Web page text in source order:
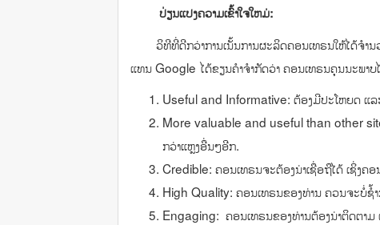
ປ່ຽນແປງຄວາມເຂົ້າໃຈໃຫມ່:
ວິທີທີ່ດີກວ່າການເນັ້ນການຜະລິດຄອນເທຣນໃຫ້ໄດ້ຈຳ
ແທນ Google ໄດ້ຂຽນຄຳຈຳກັດວ່າ ຄອນເທຣນຄຸນນະພາບ
Useful and Informative: ຕ້ອງມີປະໂຫຍດ ແ
More valuable and useful than other
ກວ່າແຫຼງອື່ນໆອີກ.
Credible: ຄອນເທຣນຈະຕ້ອງນ່າເຊື່ອຖືໄດ້ ເຊິ່ງຄ
High Quality: ຄອນເທຣນຂອງທ່ານ ຄວນຈະບໍ່ຊໍ້າ
Engaging: ຄອນເທຣນຂອງທ່ານຕ້ອງນ່າຕິດຕາມ